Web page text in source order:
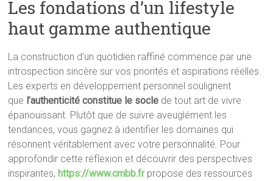
Les fondations d’un lifestyle
haut gamme authentique
La construction d’un quotidien raffiné commence par une
introspection sincère sur vos priorités et aspirations réelles.
Les experts en développement personnel soulignent
que l’authenticité constitue le socle de tout art de vivre
épanouissant. Plutôt que de suivre aveuglément les
tendances, vous gagnez à identifier les domaines qui
résonnent véritablement avec votre personnalité. Pour
approfondir cette réflexion et découvrir des perspectives
inspirantes, https://www.cmbb.frpropose des ressources